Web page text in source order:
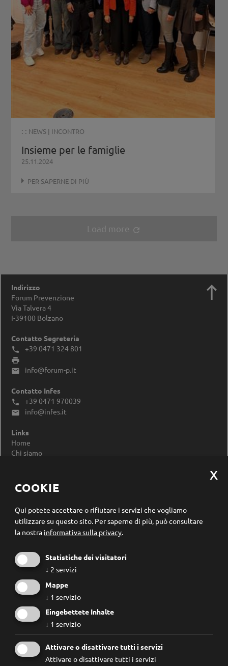
: : NEWS | INCONTRO
Insieme per le famiglie
25.11.2024
PER SAPERNE DI PIÙ
Load more refresh
Indirizzo
Forum Prevenzione
Via Talvera 4
I-39100 Bolzano
Contatto Segreteria
 +39 0471 324 801


info@forum-p.it
Contatto Infes
 +39 0471 970039
 info@infes.it
Links
Home
Chi siamo
Modificare le impostazioni dei cookie

Registrazione newsletter
COOKIE
Qui potete accettare o rifiutare i servizi che vogliamo
utilizzare su questo sito. Per saperne di più, può consultare
la nostra informativa sulla privacy.
Statistiche dei visitatori
↓ 2 servizi
Mappe
↓ 1 servizio
Eingebettete Inhalte
↓ 1 servizio
Attivare o disattivare tutti i servizi
Attivare o disattivare tutti i servizi